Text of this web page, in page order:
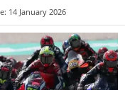
14 January 2026